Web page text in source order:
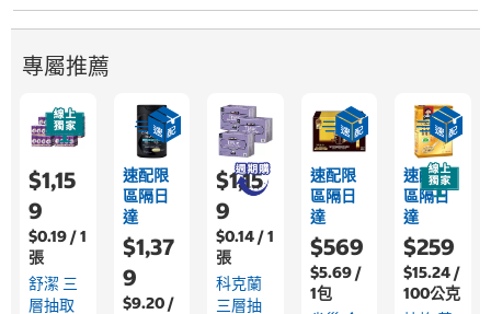
專屬推薦
$1,15
9
$0.19 / 1
張
舒潔 三
層抽取
速配限
區隔日
達
$1,37
9
$9.20 /
$1,15
9
$0.14 / 1
張
科克蘭
三層抽
速配限
區隔日
達
$569
$5.69 /
1包
速配限
區隔日
達
$259
$15.24 /
100公克